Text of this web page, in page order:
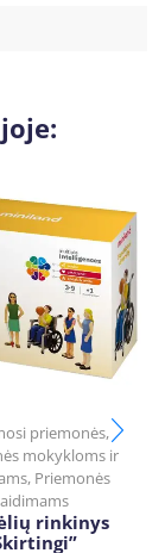
priemonės,
mokykloms ir
, Priemonės
rinkinys